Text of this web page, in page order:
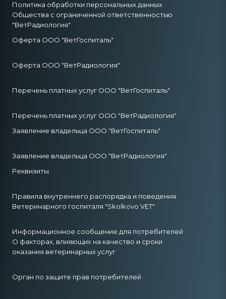
Политика обработки персональных данных
Общества с ограниченной ответственностью
"ВетРадиология"
Оферта ООО "ВетГоспиталь"
Оферта ООО "ВетРадиология"
Перечень платных услуг ООО "ВетГоспиталь"
Перечень платных услуг ООО "ВетРадиология"
Заявление владельца ООО "ВетГоспиталь"
Заявление владельца ООО "ВетРадиология"
Реквизиты
Правила внутреннего распорядка и поведения
Ветеринарного госпиталя "Skolkovo VET"
Информационное сообщение для потребителей
О факторах, влияющих на качество и сроки
оказания ветеринарных услуг
Орган по защите прав потребителей